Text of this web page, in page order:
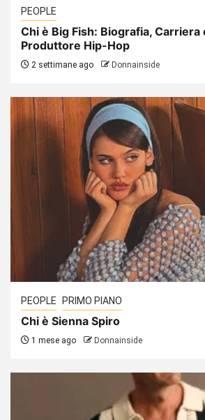
PEOPLE
Chi è Big Fish: Biografia, Carriera
Produttore Hip-Hop
2 settimane ago Donnainside
PEOPLE PRIMO PIANO
Chi è Sienna Spiro
1 mese ago Donnainside